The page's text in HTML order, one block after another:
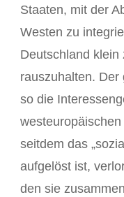
Staaten, mit der
Westen zu
Deutschland klein
rauszuhalten. Der
so die
seitdem das
aufgelöst ist,
den sie